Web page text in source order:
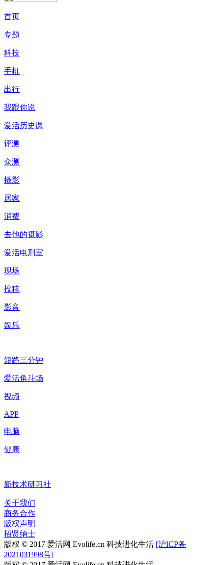
首页
专题
科技
手机
出行
我跟你说
爱活历史课
评测
众测
摄影
居家
消费
去他的摄影
爱活电刑室
现场
投稿
影音
娱乐
短路三分钟
爱活角斗场
视频
APP
电脑
健康
新技术研习社
关于我们
商务合作
版权声明
招贤纳士
版权 © 2017 爱活网 Evolife.cn 科技进化生活 [沪ICP备
2021031998号]